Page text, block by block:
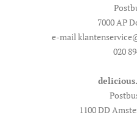
7000 AP
e-mail
020
1100 DD